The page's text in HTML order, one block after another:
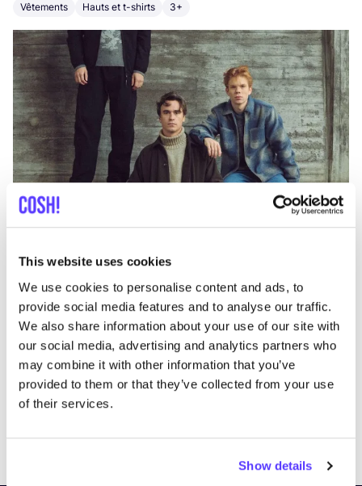
This website uses cookies
We use cookies to personalise content and ads, to
provide social media features and to analyse our traffic.
We also share information about your use of our site with
our social media, advertising and analytics partners who
may combine it with other information that you’ve
provided to them or that they’ve collected from your use
of their services.
Show details
Vêtements Hauts et t-shirts 3+